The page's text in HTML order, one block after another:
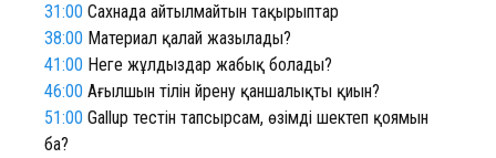
31:00 Сахнада айтылмайтын тақырыптар
38:00 Материал қалай жазылады?
41:00 Неге жұлдыздар жабық болады?
46:00 Ағылшын тілін үйрену қаншалықты қиын?
51:00 Gallup тестін тапсырсам, өзімді шектеп қоямын
ба?